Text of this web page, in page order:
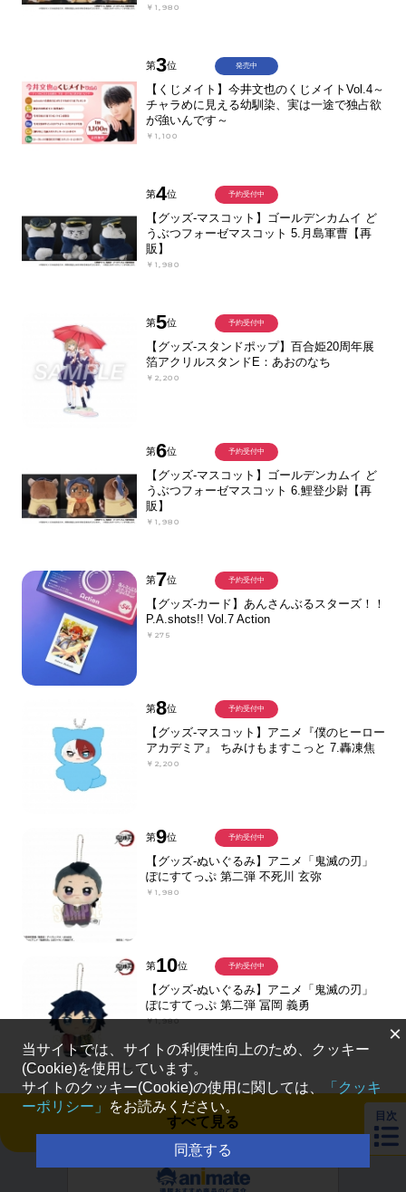
￥1,980
第3位
【くじメイト】今井文也のくじメイトVol.4～
チャラめに見える幼馴染、実は一途で独占欲
が強いんです～
￥1,100
発売中
第4位
【グッズ-マスコット】ゴールデンカムイ ど
うぶつフォーゼマスコット 5.月島軍曹【再
販】
￥1,980
予約受付中
第5位
【グッズ-スタンドポップ】百合姫20周年展
箔アクリルスタンドE：あおのなち
￥2,200
予約受付中
第6位
【グッズ-マスコット】ゴールデンカムイ ど
うぶつフォーゼマスコット 6.鯉登少尉【再
販】
￥1,980
予約受付中
第7位
【グッズ-カード】あんさんぶるスターズ！！
P.A.shots!! Vol.7 Action
￥275
予約受付中
第8位
【グッズ-マスコット】アニメ『僕のヒーロー
アカデミア』 ちみけもますこっと 7.轟凍焦
￥2,200
予約受付中
第9位
【グッズ-ぬいぐるみ】アニメ「鬼滅の刃」
ぽにすてっぷ 第二弾 不死川 玄弥
￥1,980
予約受付中
第10位
【グッズ-ぬいぐるみ】アニメ「鬼滅の刃」
ぽにすてっぷ 第二弾 冨岡 義勇
￥1,980
予約受付中
すべて見る 目次
×
当サイトでは、サイトの利便性向上のため、クッキー
(Cookie)を使用しています。
サイトのクッキー(Cookie)の使用に関しては、
「クッキ
ーポリシー」
をお読みください。
同意する